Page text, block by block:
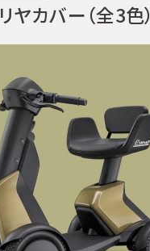
ヤカバー（全3色）